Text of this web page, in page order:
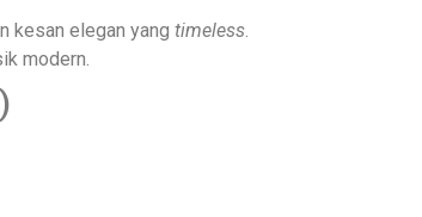
kesan elegan yang timeless.
modern.